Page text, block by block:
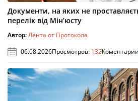
Документи, на яких не
перелік від Мін’юсту
Автор:Лента от Протокола
06.08.2026Просмотров: 132